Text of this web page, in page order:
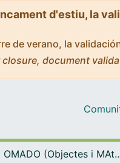
d'estiu, la
de verano, la
document
OMADO